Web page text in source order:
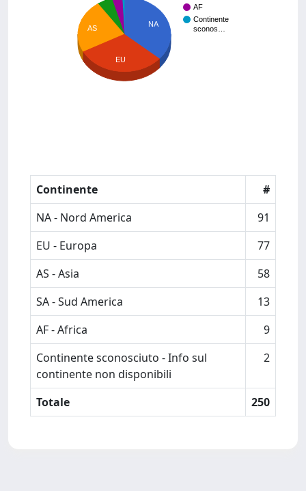
AF
Continente
sconos…
NA
AS
EU
Continente
#
NA - Nord America
91
EU - Europa
77
AS - Asia
58
SA - Sud America
13
AF - Africa
9
Continente sconosciuto - Info sul
continente non disponibili
2
Totale 250